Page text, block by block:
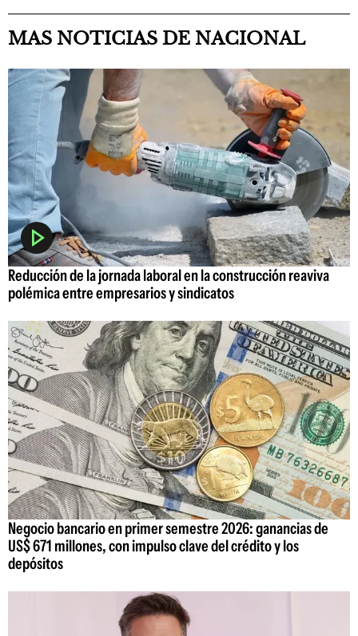
MAS NOTICIAS DE NACIONAL
Reducción de la jornada laboral en la construcción reaviva
polémica entre empresarios y sindicatos
Negocio bancario en primer semestre 2026: ganancias de
US$ 671 millones, con impulso clave del crédito y los
depósitos